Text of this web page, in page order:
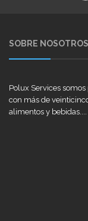
SOBRE NOSOTROS
Polux Services
con más de
alimentos y bebidas....